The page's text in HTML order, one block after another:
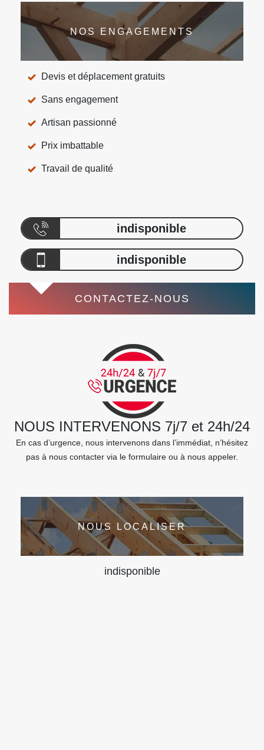
NOS ENGAGEMENTS
Devis et déplacement gratuits
Sans engagement
Artisan passionné
Prix imbattable
Travail de qualité
indisponible
indisponible
CONTACTEZ-NOUS
NOUS INTERVENONS 7j/7 et 24h/24
En cas d’urgence, nous intervenons dans l’immédiat, n’hésitez
pas à nous contacter via le formulaire ou à nous appeler.
NOUS LOCALISER
indisponible